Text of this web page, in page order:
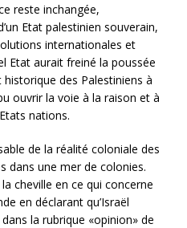
reste inchangée,
Etat palestinien souverain,
internationales et
Etat aurait freiné la poussée
des Palestiniens à
ouvrir la voie à la raison et à
nations.
de la réalité coloniale des
dans une mer de colonies.
cheville en ce qui concerne
en déclarant qu’Israël
la rubrique «opinion» de